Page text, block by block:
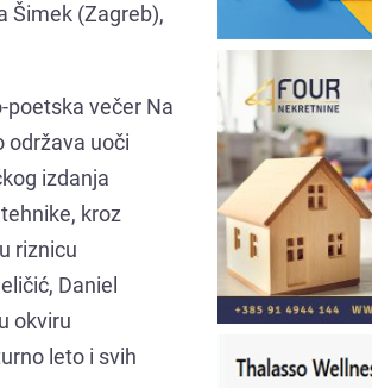
Šimek (Zagreb),
poetska večer Na
održava uoči
izdanja
kroz
riznicu
Daniel
okviru
leto i svih